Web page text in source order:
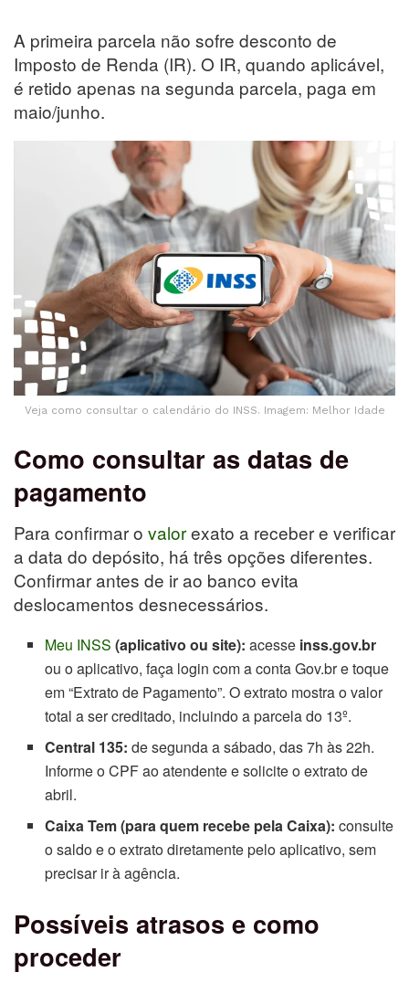
A primeira parcela não sofre desconto de
Imposto de Renda (IR). O IR, quando aplicável,
é retido apenas na segunda parcela, paga em
maio/junho.
Veja como consultar o calendário do INSS. Imagem: Melhor Idade
Como consultar as datas de
pagamento
Para confirmar o valorexato a receber e verificar
a data do depósito, há três opções diferentes.
Confirmar antes de ir ao banco evita
deslocamentos desnecessários.
Meu INSS(aplicativo ou site): acesse inss.gov.br
ou o aplicativo, faça login com a conta Gov.br e toque
em “Extrato de Pagamento”. O extrato mostra o valor
total a ser creditado, incluindo a parcela do 13º.
Central 135: de segunda a sábado, das 7h às 22h.
Informe o CPF ao atendente e solicite o extrato de
abril.
Caixa Tem (para quem recebe pela Caixa): consulte
o saldo e o extrato diretamente pelo aplicativo, sem
precisar ir à agência.
Possíveis atrasos e como
proceder